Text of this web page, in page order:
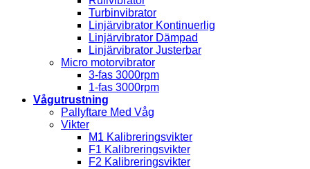
Turbinvibrator
Linjärvibrator Kontinuerlig
Linjärvibrator Dämpad
Linjärvibrator Justerbar
Micro motorvibrator
3-fas 3000rpm
1-fas 3000rpm
Vågutrustning
Pallyftare Med Våg
Vikter
M1 Kalibreringsvikter
F1 Kalibreringsvikter
F2 Kalibreringsvikter